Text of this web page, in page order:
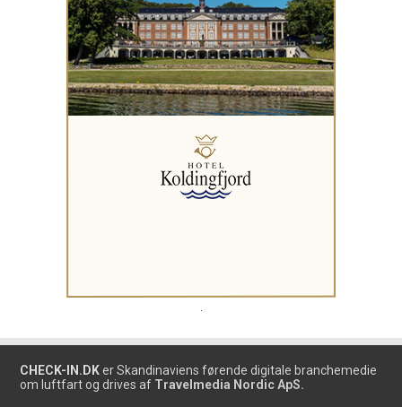
CHECK-IN.DK er Skandinaviens førende digitale branchemedie
om luftfart og drives af Travelmedia Nordic ApS.